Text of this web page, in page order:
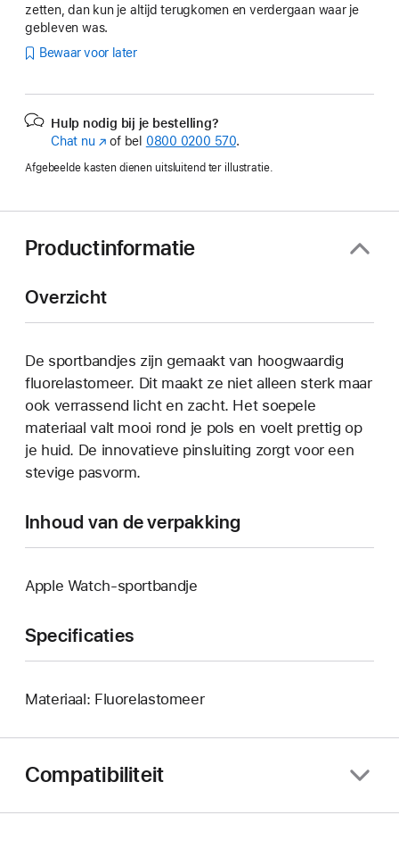
zetten, dan kun je altijd terugkomen en verdergaan waar je
gebleven was.
Bewaar voor later
Hulp nodig bij je bestelling?
Chat nu (Wordt
nieuw
geopend)
of bel 0800 0200 570.
Afgebeelde kasten dienen uitsluitend ter illustratie.
Productinformatie
Overzicht
De sportbandjes zijn gemaakt van hoogwaardig
fluorelastomeer. Dit maakt ze niet alleen sterk maar
ook verrassend licht en zacht. Het soepele
materiaal valt mooi rond je pols en voelt prettig op
je huid. De innovatieve pinsluiting zorgt voor een
stevige pasvorm.
Inhoud van de verpakking
Apple Watch-sportbandje
Specificaties
Materiaal: Fluorelastomeer
Compatibiliteit